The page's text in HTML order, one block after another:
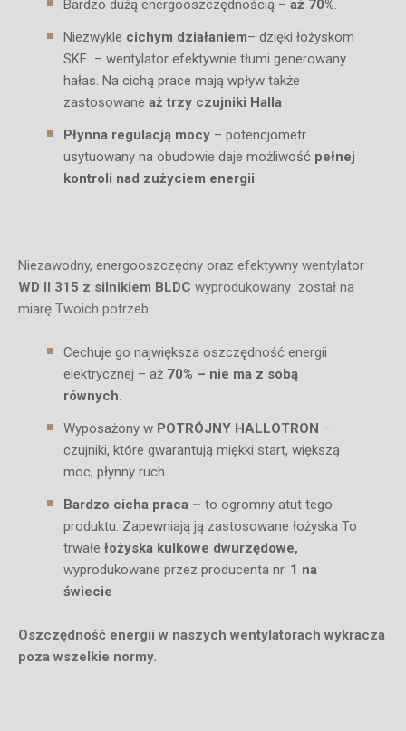
Bardzo dużą energooszczędnością – aż 70%.
Niezwykle cichym działaniem– dzięki łożyskom
SKF – wentylator efektywnie tłumi generowany
hałas. Na cichą prace mają wpływ także
zastosowane aż trzy czujniki Halla
Płynna regulacją mocy – potencjometr
usytuowany na obudowie daje możliwość pełnej
kontroli nad zużyciem energii
Niezawodny, energooszczędny oraz efektywny wentylator
WD II 315 z silnikiem BLDC wyprodukowany został na
miarę Twoich potrzeb.
Cechuje go największa oszczędność energii
elektrycznej – aż 70% – nie ma z sobą
równych.
Wyposażony w POTRÓJNY HALLOTRON –
czujniki, które gwarantują miękki start, większą
moc, płynny ruch.
Bardzo cicha praca – to ogromny atut tego
produktu. Zapewniają ją zastosowane łożyska To
trwałe łożyska kulkowe dwurzędowe,
wyprodukowane przez producenta nr. 1 na
świecie
Oszczędność energii w naszych wentylatorach wykracza
poza wszelkie normy.